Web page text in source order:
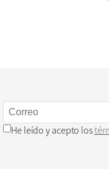
He leído y acepto los